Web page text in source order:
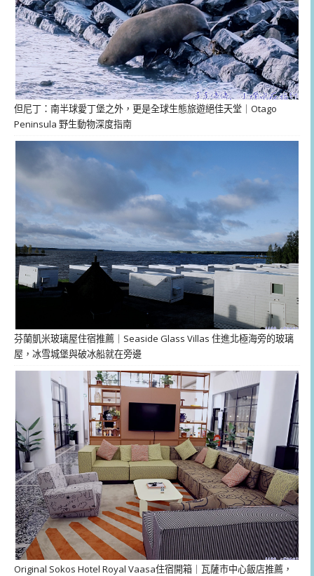
但尼丁：南半球愛丁堡之外，更是全球生態旅遊絕佳天堂｜Otago
Peninsula 野生動物深度指南
芬蘭凱米玻璃屋住宿推薦｜Seaside Glass Villas 住進北極海旁的玻璃
屋，冰雪城堡與破冰船就在旁邊
Original Sokos Hotel Royal Vaasa住宿開箱｜瓦薩市中心飯店推薦，